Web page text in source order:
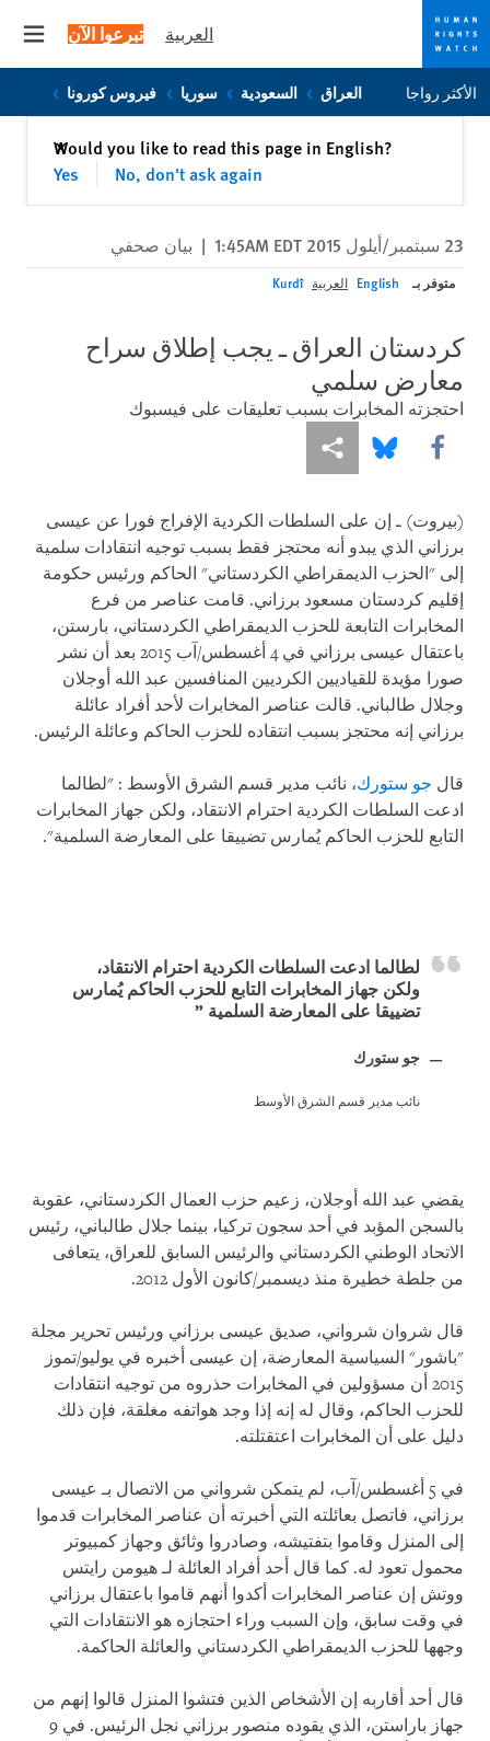
Skip
to
Skip
to
العربية تبرعوا الآن
الأكثر رواجا العراق السعودية سوريا فيروس كورونا
Would you like to read this page in English?
Yes
No, don't ask again
✕إغلاق
23 سبتمبر/أيلول 2015 1:45AM EDT | بيان صحفي
متوفر بـ English العربية Kurdî
كردستان العراق ـ يجب إطلاق سراح
معارض سلمي
احتجزته المخابرات بسبب تعليقات على فيسبوك
Share this via Facebook
Share this via Bluesky
Share this via مشاركة
(بيروت) ـ إن على السلطات الكردية الإفراج فورا عن عيسى
برزاني الذي يبدو أنه محتجز فقط بسبب توجيه انتقادات سلمية
إلى "الحزب الديمقراطي الكردستاني" الحاكم ورئيس حكومة
إقليم كردستان مسعود برزاني. قامت عناصر من فرع
المخابرات التابعة للحزب الديمقراطي الكردستاني، بارستن،
باعتقال عيسى برزاني في 4 أغسطس/آب 2015 بعد أن نشر
صورا مؤيدة للقياديين الكرديين المنافسين عبد الله أوجلان
وجلال طالباني. قالت عناصر المخابرات لأحد أفراد عائلة
برزاني إنه محتجز بسبب انتقاده للحزب الحاكم وعائلة الرئيس.
قال جو ستورك، نائب مدير قسم الشرق الأوسط : "لطالما
ادعت السلطات الكردية احترام الانتقاد، ولكن جهاز المخابرات
التابع للحزب الحاكم يُمارس تضييقا على المعارضة السلمية".
لطالما ادعت السلطات الكردية احترام الانتقاد،
ولكن جهاز المخابرات التابع للحزب الحاكم يُمارس
تضييقا على المعارضة السلمية
جو ستورك
نائب مدير قسم الشرق الأوسط
يقضي عبد الله أوجلان، زعيم حزب العمال الكردستاني، عقوبة
بالسجن المؤبد في أحد سجون تركيا، بينما جلال طالباني، رئيس
الاتحاد الوطني الكردستاني والرئيس السابق للعراق، يتعافى
من جلطة خطيرة منذ ديسمبر/كانون الأول 2012.
قال شروان شرواني، صديق عيسى برزاني ورئيس تحرير مجلة
"باشور" السياسية المعارضة، إن عيسى أخبره في يوليو/تموز
2015 أن مسؤولين في المخابرات حذروه من توجيه انتقادات
للحزب الحاكم، وقال له إنه إذا وجد هواتفه مغلقة، فإن ذلك
دليل على أن المخابرات اعتقتلته.
في 5 أغسطس/آب، لم يتمكن شرواني من الاتصال بـ عيسى
برزاني، فاتصل بعائلته التي أخبرته أن عناصر المخابرات قدموا
إلى المنزل وقاموا بتفتيشه، وصادروا وثائق وجهاز كمبيوتر
محمول تعود له. كما قال أحد أفراد العائلة لـ هيومن رايتس
ووتش إن عناصر المخابرات أكدوا أنهم قاموا باعتقال برزاني
في وقت سابق، وإن السبب وراء احتجازه هو الانتقادات التي
وجهها للحزب الديمقراطي الكردستاني والعائلة الحاكمة.
قال أحد أقاربه إن الأشخاص الذين فتشوا المنزل قالوا إنهم من
جهاز باراستن، الذي يقوده منصور برزاني نجل الرئيس. في 9